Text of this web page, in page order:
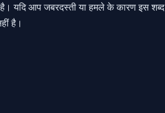
यदि आप जबरदस्ती या हमले के कारण इस शब्द
है।